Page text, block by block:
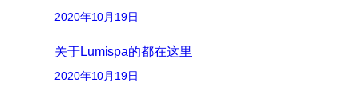
2020年10月19日
关于Lumispa的都在这里
2020年10月19日